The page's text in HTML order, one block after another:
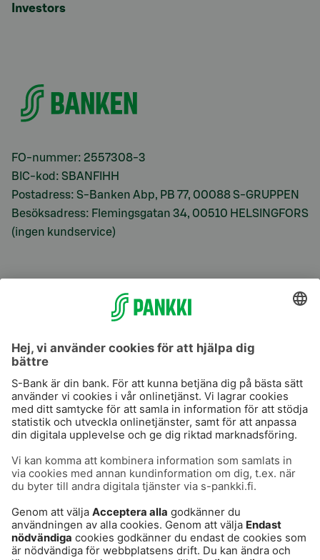
Investors
FO-nummer: 2557308-3
BIC-kod: SBANFIHH
Postadress: S-Banken Abp, PB 77, 00088 S-GRUPPEN
Besöksadress: Flemingsgatan 34, 00510 HELSINGFORS
(ingen kundservice)
S-Prime
Användarvillkor
Dataskydd
Cookies